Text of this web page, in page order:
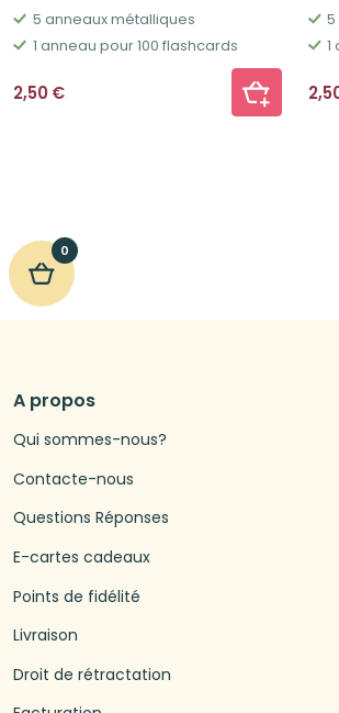
5 anneaux métalliques
1 anneau pour 100 flashcards
2,50€
0
A propos
Qui sommes-nous?
Contacte-nous
Questions Réponses
E-cartes cadeaux
Points de fidélité
Livraison
Droit de rétractation